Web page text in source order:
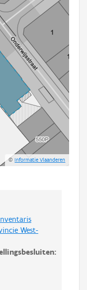
©Informatie Vlaanderen
West-